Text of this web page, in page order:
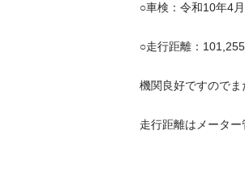
○車検：令和10年4
○走行距離：
機関良好ですのでま
走行距離はメーター